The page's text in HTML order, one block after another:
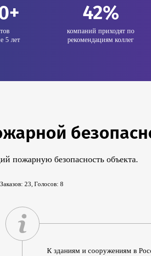
5 лет
42%
компаний приходят по
рекомендациям коллег
пожарную безопасность объекта.
Заказов: 23, Голосов: 8
К зданиям и сооружениям в